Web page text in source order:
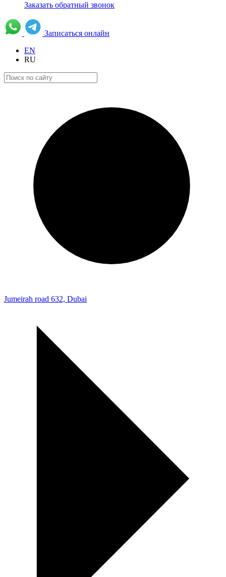
Заказать обратный звонок
Записаться онлайн
EN
RU
Jumeirah road 632, Dubai